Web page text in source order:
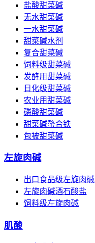
盐酸甜菜碱
无水甜菜碱
一水甜菜碱
甜菜碱水剂
复合甜菜碱
饲料级甜菜碱
发酵用甜菜碱
日化级甜菜碱
农业用甜菜碱
磷酸甜菜碱
甜菜碱螯合铁
包被甜菜碱
左旋肉碱
出口食品级左旋肉碱
左旋肉碱酒石酸盐
饲料级左旋肉碱
肌酸